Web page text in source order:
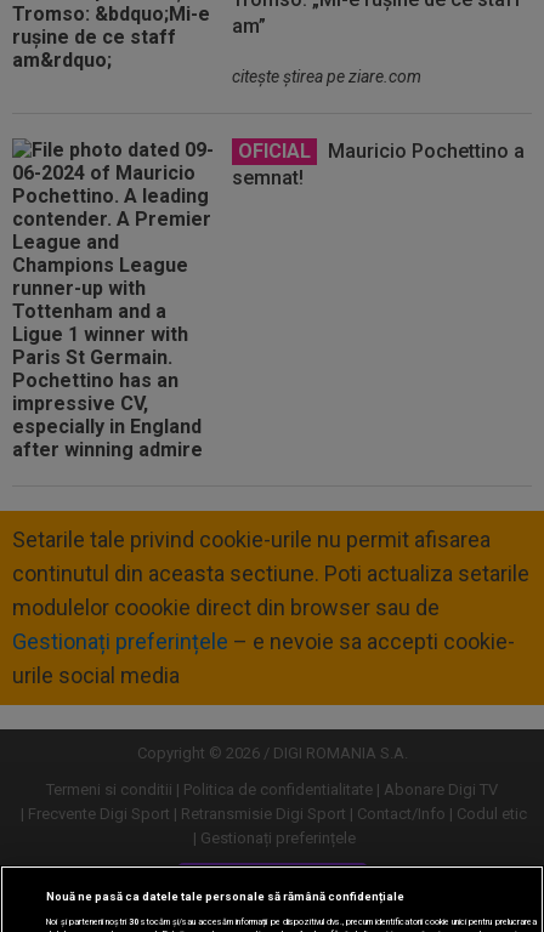
am”
citeşte ştirea pe ziare.com
OFICIAL
Mauricio Pochettino a
semnat!
Setarile tale privind cookie-urile nu permit afisarea
continutul din aceasta sectiune. Poti actualiza setarile
modulelor coookie direct din browser sau de
Gestionați preferințele – e nevoie sa accepti cookie-
urile social media
Copyright © 2026 / DIGI ROMANIA S.A.
Termeni si conditii
Politica de confidentialitate
Abonare Digi TV
Frecvente Digi Sport
Retransmisie Digi Sport Contact/Info
Codul etic
Gestionați preferințele
Versiune desktop
Nouă ne pasă ca datele tale personale să rămână confidențiale
Noi și partenerii noștri30stocăm și/sau accesăm informații pe dispozitivul dvs., precum identificatorii cookie unici pentru prelucrarea